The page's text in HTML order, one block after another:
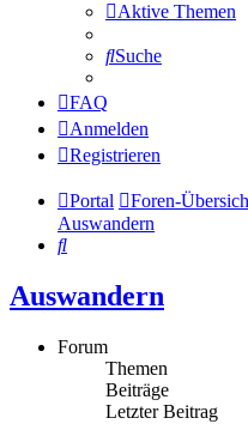
Aktive Themen
Suche
FAQ
Anmelden
Registrieren
Portal
Foren-
Auswandern
Suche
Auswandern
Forum
Themen
Beiträge
Letzter Beitrag